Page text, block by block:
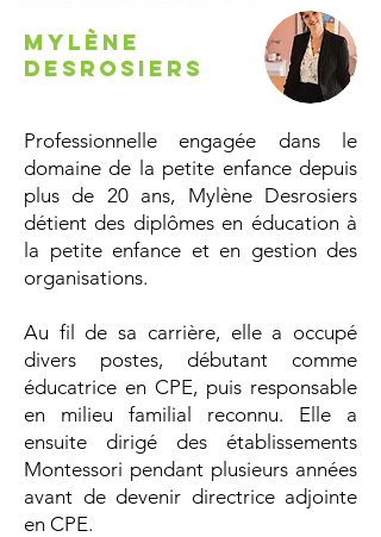
Mylène
Desrosiers
Professionnelle engagée dans le
domaine de la petite enfance depuis
plus de 20 ans, Mylène Desrosiers
détient des diplômes en éducation à
la petite enfance et en gestion des
organisations.
Au fil de sa carrière, elle a occupé
divers postes, débutant comme
éducatrice en CPE, puis responsable
en milieu familial reconnu. Elle a
ensuite dirigé des établissements
Montessori pendant plusieurs années
avant de devenir directrice adjointe
en CPE.